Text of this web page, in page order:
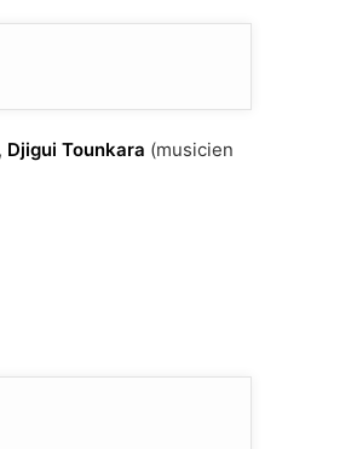
Djigui Tounkara (musicien